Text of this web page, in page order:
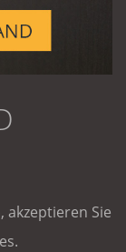
akzeptieren Sie